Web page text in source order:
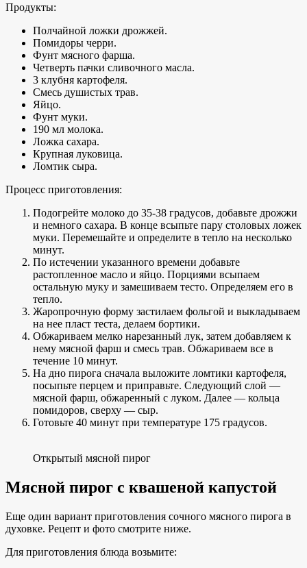
Продукты:
Полчайной ложки дрожжей.
Помидоры черри.
Фунт мясного фарша.
Четверть пачки сливочного масла.
3 клубня картофеля.
Смесь душистых трав.
Яйцо.
Фунт муки.
190 мл молока.
Ложка сахара.
Крупная луковица.
Ломтик сыра.
Процесс приготовления:
Подогрейте молоко до 35-38 градусов, добавьте дрожжи
и немного сахара. В конце всыпьте пару столовых ложек
муки. Перемешайте и определите в тепло на несколько
минут.
По истечении указанного времени добавьте
растопленное масло и яйцо. Порциями всыпаем
остальную муку и замешиваем тесто. Определяем его в
тепло.
Жаропрочную форму застилаем фольгой и выкладываем
на нее пласт теста, делаем бортики.
Обжариваем мелко нарезанный лук, затем добавляем к
нему мясной фарш и смесь трав. Обжариваем все в
течение 10 минут.
На дно пирога сначала выложите ломтики картофеля,
посыпьте перцем и приправьте. Следующий слой —
мясной фарш, обжаренный с луком. Далее — кольца
помидоров, сверху — сыр.
Готовьте 40 минут при температуре 175 градусов.
Открытый мясной пирог
Мясной пирог с квашеной капустой
Еще один вариант приготовления сочного мясного пирога в
духовке. Рецепт и фото смотрите ниже.
Для приготовления блюда возьмите: